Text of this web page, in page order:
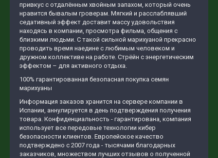
привкус с отдалённым хвойным запахом, который очень
нравится бывалым гроверам. Мягкий и расслаблявший
седативный эффект доставит массу удовольствия
находясь в компании, просмотра фильма, общения с
близкими людьми. С такой сильной марихуаной прекрасно
проводить время наедине с любимым человеком и
дружном коллективе на работе. Стрёйн с энергетическим
эффектом – для активного отдыха.
100% гарантированная безопасная покупка семян
марихуаны
Информация заказов хранится на сервере компании в
Испании, аннулируется в день подтверждения получения
товара. Конфиденциальность - гарантирована, компания
использует все передовые технологии кибер
безопасности клиентов. Европейское качество
подтверждено с 2007 года - тысячами благодарных
заказчиков, множеством лучших отзывов о полученной